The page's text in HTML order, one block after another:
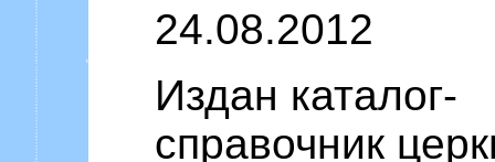
24.08.2012
Издан каталог-
справочник